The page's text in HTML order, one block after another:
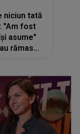
niciun tată
"Am fost
asume"
rămas